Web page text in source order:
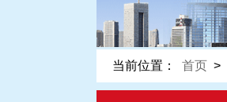
当前位置： 首页 >